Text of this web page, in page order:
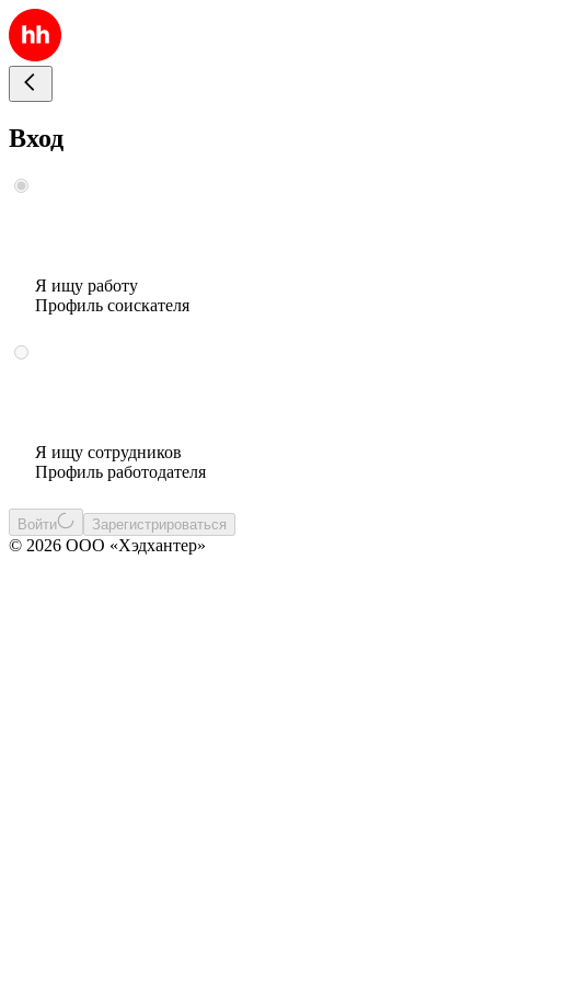
Вход
Я ищу работу
Профиль соискателя
Я ищу сотрудников
Профиль работодателя
Войти Зарегистрироваться
© 2026 ООО «Хэдхантер»